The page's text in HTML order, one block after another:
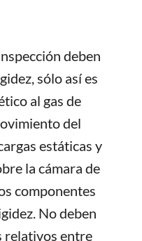
deben
sólo así es
al gas de
del
estáticas y
la cámara de
componentes
No deben
relativos entre